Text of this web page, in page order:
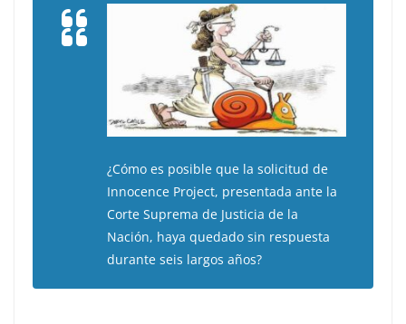
¿Cómo es posible que la solicitud de
Innocence Project, presentada ante la
Corte Suprema de Justicia de la
Nación, haya quedado sin respuesta
durante seis largos años?